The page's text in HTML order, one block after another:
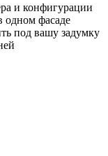
и конфигурации
одном фасаде
под вашу задумку